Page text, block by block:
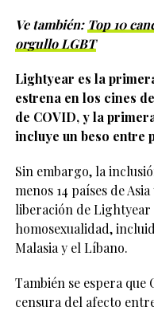
Ve también: Top 10
orgullo LGBT
Lightyear es la
estrena en los cines
de COVID, y la
incluye un beso entre
Sin embargo, la
menos 14 países de
liberación de Lightyear
homosexualidad,
Malasia y el Líbano.
También se espera que
censura del afecto